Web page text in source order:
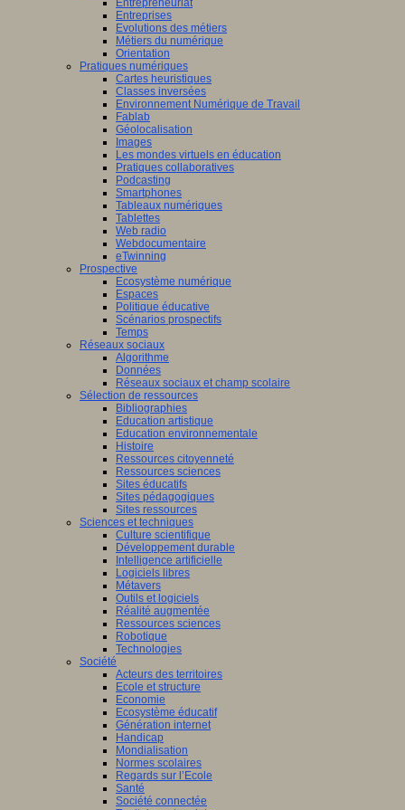
Entrepreneuriat
Entreprises
Evolutions des métiers
Métiers du numérique
Orientation
Pratiques numériques
Cartes heuristiques
Classes inversées
Environnement Numérique de Travail
Fablab
Géolocalisation
Images
Les mondes virtuels en éducation
Pratiques collaboratives
Podcasting
Smartphones
Tableaux numériques
Tablettes
Web radio
Webdocumentaire
eTwinning
Prospective
Ecosystème numérique
Espaces
Politique éducative
Scénarios prospectifs
Temps
Réseaux sociaux
Algorithme
Données
Réseaux sociaux et champ scolaire
Sélection de ressources
Bibliographies
Education artistique
Education environnementale
Histoire
Ressources citoyenneté
Ressources sciences
Sites éducatifs
Sites pédagogiques
Sites ressources
Sciences et techniques
Culture scientifique
Développement durable
Intelligence artificielle
Logiciels libres
Métavers
Outils et logiciels
Réalité augmentée
Ressources sciences
Robotique
Technologies
Société
Acteurs des territoires
Ecole et structure
Economie
Ecosystème éducatif
Génération internet
Handicap
Mondialisation
Normes scolaires
Regards sur l’Ecole
Santé
Société connectée